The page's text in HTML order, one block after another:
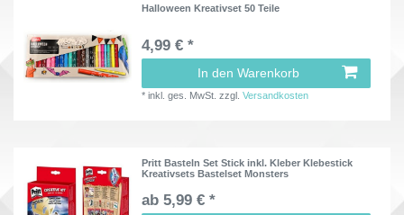
Halloween Kreativset 50 Teile
4,99 € *
In den Warenkorb
*inkl. ges. MwSt. zzgl.Versandkosten
Pritt Basteln Set Stick inkl. Kleber Klebestick
Kreativsets Bastelset Monsters
ab 5,99 € *